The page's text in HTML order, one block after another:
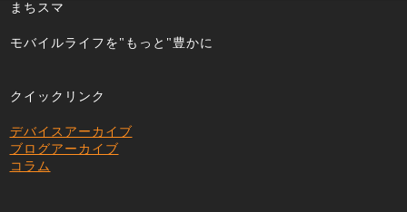
まちスマ
モバイルライフを"もっと"豊かに
クイックリンク
デバイスアーカイブ
ブログアーカイブ
コラム